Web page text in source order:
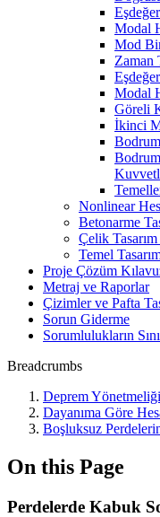
Modal
Mod
Zaman
Modal
Göreli
İkinci
Nonlinear
Betonarme
Çelik Tasarım
Temel
Proje Çözüm
Metraj ve Raporlar
Çizimler ve Pafta
Sorun Giderme
Sorumlulukların
Breadcrumbs
Deprem Yönetmeliği
Dayanıma Göre
Boşluksuz
On this Page
Perdelerde Kabuk